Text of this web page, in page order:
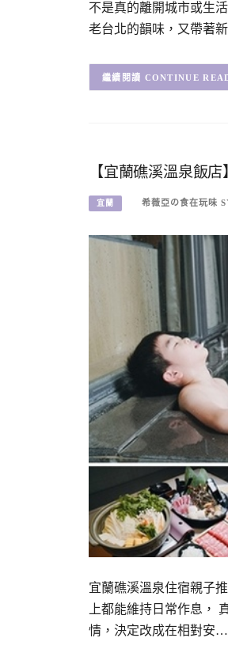
不是真的離開城市或生
老台北的韻味，又帶著
CONTINUE
【宜蘭礁溪溫泉飯
宜蘭 希薇亞の食在玩味
宜蘭礁溪溫泉住宿親子
上都能維持日常作息，
情，決定改成在相對安…